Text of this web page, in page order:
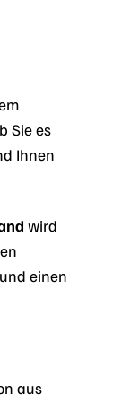
Sie es
Ihnen
wird
einen
aus